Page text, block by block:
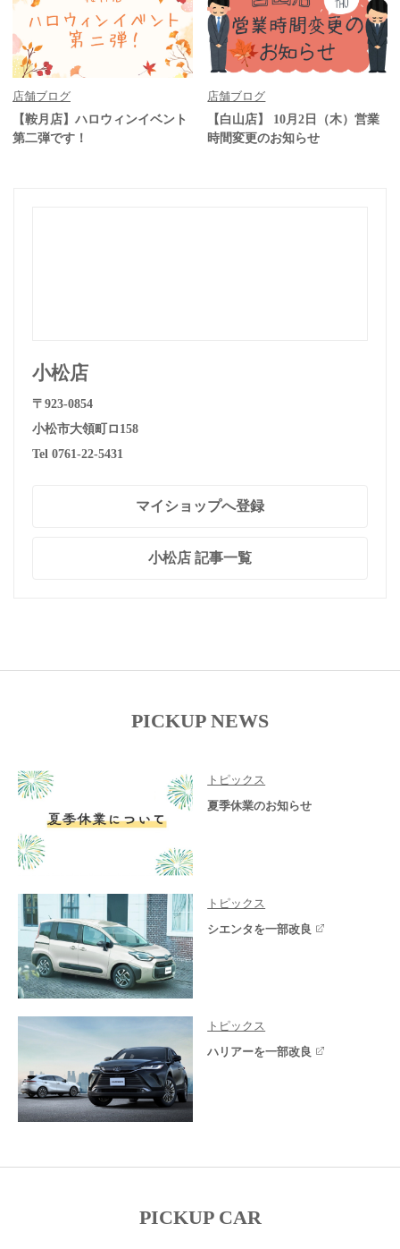
店舗ブログ
【鞍月店】ハロウィンイベント
第二弾です！
店舗ブログ
【白山店】 10月2日（木）営業
時間変更のお知らせ
小松店
〒923-0854
小松市大領町ロ158
Tel 0761-22-5431
マイショップへ登録
小松店 記事一覧
PICKUP NEWS
トピックス
夏季休業のお知らせ
トピックス
シエンタを一部改良
トピックス
ハリアーを一部改良
PICKUP CAR